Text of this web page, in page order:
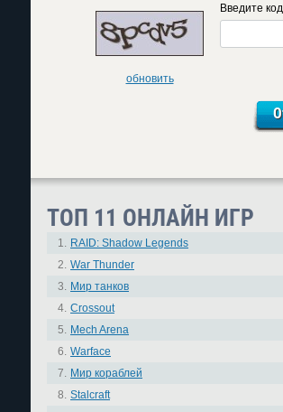
обновить
Введите код
ТОП 11 ОНЛАЙН ИГР
1. RAID: Shadow Legends
2. War Thunder
3. Мир танков
4. Crossout
5. Mech Arena
6. Warface
7. Мир кораблей
8. Stalcraft